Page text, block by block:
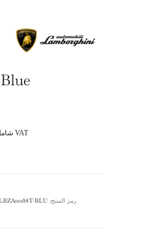
VAT شامل القيمة المضافة
رمز المنتج: BLU